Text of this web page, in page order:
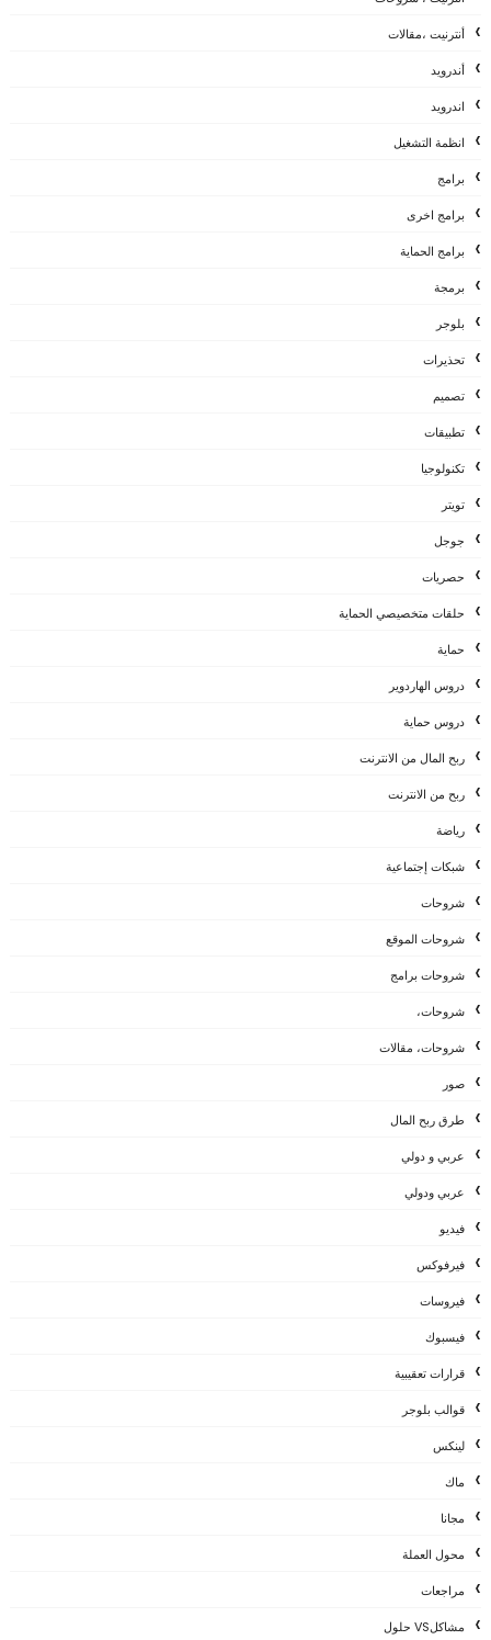
أنترنيت ،مقالات
أندرويد
اندرويد
انظمة التشغيل
برامج
برامج اخرى
برامج الحماية
برمجة
بلوجر
تحذيرات
تصميم
تطبيقات
تكنولوجيا
تويتر
جوجل
حصريات
حلقات متخصيصي الحماية
حماية
دروس الهاردوير
دروس حماية
ربح المال من الانترنت
ربح من الانترنت
رياضة
شبكات إجتماعية
شروحات
شروحات الموقع
شروحات برامج
شروحات،
شروحات، مقالات
صور
طرق ربح المال
عربي و دولي
عربي ودولي
فيديو
فيرفوكس
فيروسات
فيسبوك
قرارات تعقيبية
قوالب بلوجر
لينكس
ماك
مجانا
محول العملة
مراجعات
مشاكلVS حلول